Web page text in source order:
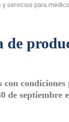
y servicios para
de septiembre